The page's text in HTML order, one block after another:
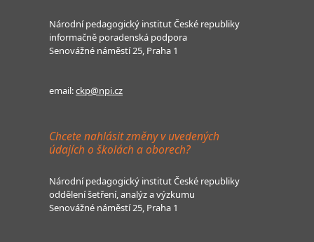
Národní pedagogický institut České republiky
informačně poradenská podpora
Senovážné náměstí 25, Praha 1
email:ckp@npi.cz
Chcete nahlásit změny v uvedených
údajích o školách a oborech?
Národní pedagogický institut České republiky
oddělení šetření, analýz a výzkumu
Senovážné náměstí 25, Praha 1